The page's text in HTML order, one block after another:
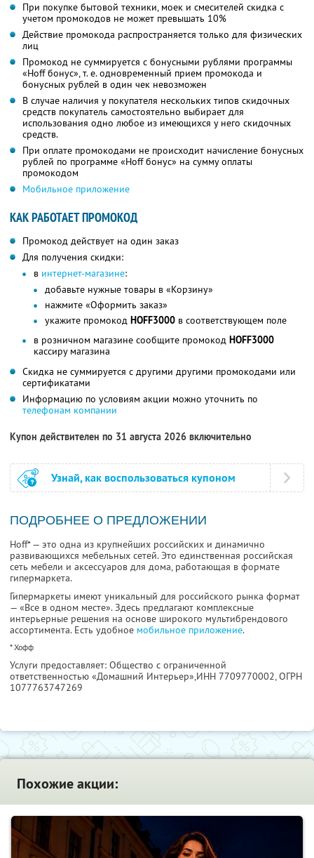
При покупке бытовой техники, моек и смесителей скидка с
учетом промокодов не может превышать 10%
Действие промокода распространяется только для физических
лиц
Промокод не суммируется с бонусными рублями программы
«Hoff бонус», т. е. одновременный прием промокода и
бонусных рублей в один чек невозможен
В случае наличия у покупателя нескольких типов скидочных
средств покупатель самостоятельно выбирает для
использования одно любое из имеющихся у него скидочных
средств.
При оплате промокодами не происходит начисление бонусных
рублей по программе «Hoff бонус» на сумму оплаты
промокодом
Мобильное приложение
КАК РАБОТАЕТ ПРОМОКОД
Промокод действует на один заказ
Для получения скидки:
в интернет-магазине:
добавьте нужные товары в «Корзину»
нажмите «Оформить заказ»
укажите промокод HOFF3000 в соответствующем поле
в розничном магазине сообщите промокод HOFF3000
кассиру магазина
Скидка не суммируется с другими другими промокодами или
сертификатами
Информацию по условиям акции можно уточнить по
телефонам компании
Купон действителен по 31 августа 2026 включительно
Узнай, как воспользоваться купоном
ПОДРОБНЕЕ О ПРЕДЛОЖЕНИИ
Hoff* — это одна из крупнейших российских и динамично
развивающихся мебельных сетей. Это единственная российская
сеть мебели и аксессуаров для дома, работающая в формате
гипермаркета.
Гипермаркеты имеют уникальный для российского рынка формат
— «Все в одном месте». Здесь предлагают комплексные
интерьерные решения на основе широкого мультибрендового
ассортимента. Есть удобное мобильное приложение.
* Хофф
Услуги предоставляет: Общество с ограниченной
ответственностью «Домашний Интерьер»,ИНН 7709770002, ОГРН
1077763747269
Похожие акции: